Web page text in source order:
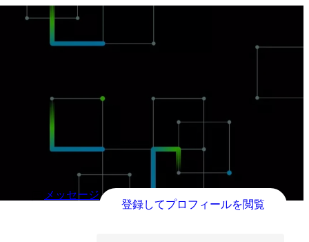
メッセージ
登録してプロフィールを閲覧